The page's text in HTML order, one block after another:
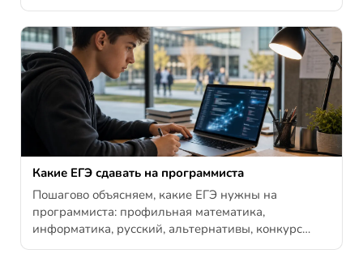
Какие ЕГЭ сдавать на программиста
Пошагово объясняем, какие ЕГЭ нужны на
программиста: профильная математика,
информатика, русский, альтернативы, конкурс…